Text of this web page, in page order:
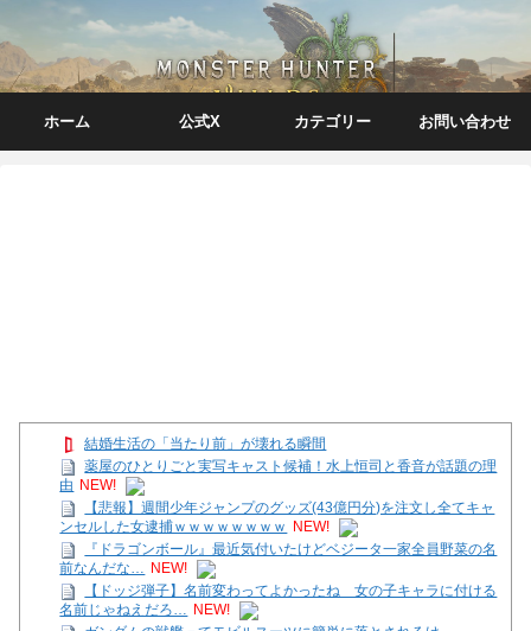
ホーム 公式X カテゴリー お問い合わせ
結婚生活の「当たり前」が壊れる瞬間
薬屋のひとりごと実写キャスト候補！水上恒司と香音が話題の理
由 NEW!
【悲報】週間少年ジャンプのグッズ(43億円分)を注文し全てキャ
ンセルした女逮捕ｗｗｗｗｗｗｗｗ
NEW!
『ドラゴンボール』最近気付いたけどベジータ一家全員野菜の名
前なんだな… NEW!
【ドッジ弾子】名前変わってよかったね 女の子キャラに付ける
名前じゃねえだろ… NEW!